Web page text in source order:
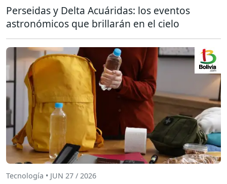
Perseidas y Delta Acuáridas: los eventos
astronómicos que brillarán en el cielo
Tecnología • JUN 27 / 2026